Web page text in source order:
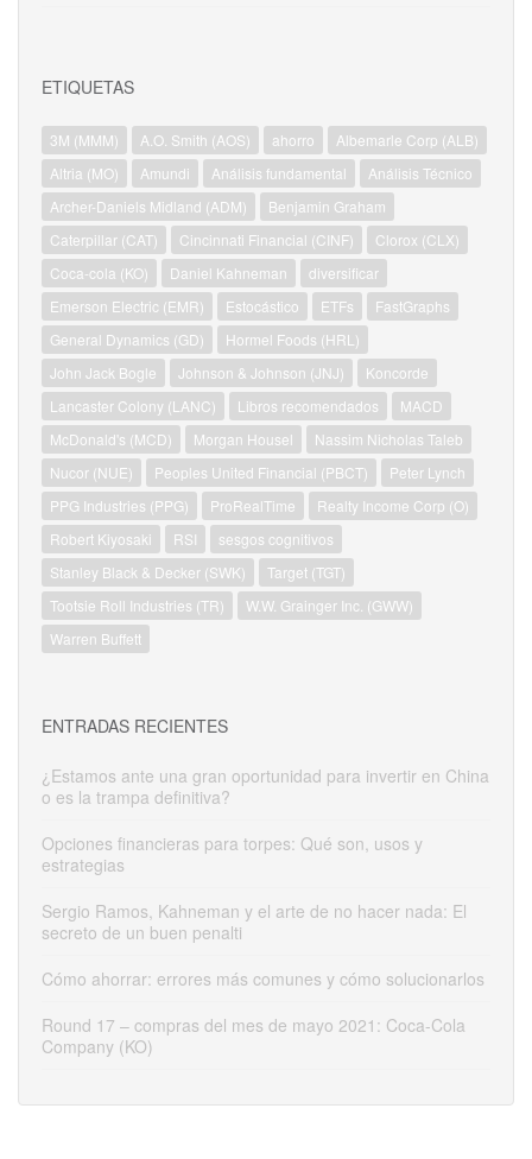
ETIQUETAS
3M (MMM) A.O. Smith (AOS) ahorro
Albemarle Corp (ALB)
Altria (MO)
Amundi Análisis fundamental
Análisis Técnico
Archer-Daniels Midland (ADM)
Benjamin Graham
Caterpillar (CAT)
Cincinnati Financial (CINF)
Clorox (CLX)
Coca-cola (KO)
Daniel Kahneman
diversificar
Emerson Electric (EMR)
Estocástico ETFs
FastGraphs
General Dynamics (GD)
Hormel Foods (HRL)
John Jack Bogle
Johnson & Johnson (JNJ)
Koncorde
Lancaster Colony (LANC)
Libros recomendados
MACD
McDonald's (MCD)
Morgan Housel
Nassim Nicholas Taleb
Nucor (NUE)
Peoples United Financial (PBCT)
Peter Lynch
PPG Industries (PPG)
ProRealTime
Realty Income Corp (O)
Robert Kiyosaki
RSI
sesgos cognitivos
Stanley Black & Decker (SWK)
Target (TGT)
Tootsie Roll Industries (TR)
W.W. Grainger Inc. (GWW)
Warren Buffett
ENTRADAS RECIENTES
¿Estamos ante una gran oportunidad para invertir en China
o es la trampa definitiva?
Opciones financieras para torpes: Qué son, usos y
estrategias
Sergio Ramos, Kahneman y el arte de no hacer nada: El
secreto de un buen penalti
Cómo ahorrar: errores más comunes y cómo solucionarlos
Round 17 – compras del mes de mayo 2021: Coca-Cola
Company (KO)